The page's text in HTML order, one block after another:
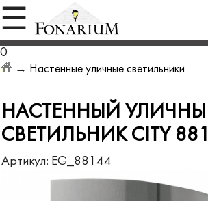
☰
0
→ Настенные уличные светильники
НАСТЕННЫЙ
СВЕТИЛЬНИК CITY
Артикул: EG_88144